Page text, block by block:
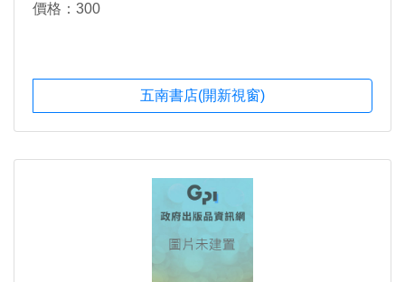
價格：300
五南書店(開新視窗)